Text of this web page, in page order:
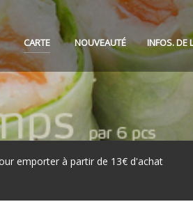
CARTE NOUVEAUTÉ INFOS. DE
emporter à partir de 13€ d'achat